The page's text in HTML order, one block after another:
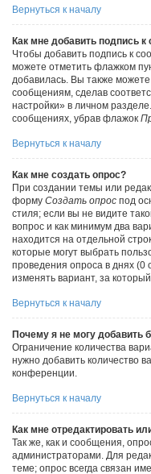
Вернуться к началу
Как мне добавить подпись
Чтобы добавить подпись к
можете отметить флажком
добавилась. Вы также
сообщениям, сделав
настройки» в личном
сообщениях, убрав флажок
Вернуться к началу
Как мне создать опрос?
При создании темы или
форму Создать опрос под
стиля; если вы не видите
вопрос и как минимум два
находится на отдельной
которые могут выбрать
проведения опроса в днях (0
изменять вариант, за
Вернуться к началу
Почему я не могу добавить
Ограничение количества
нужно добавить количество
конференции.
Вернуться к началу
Как мне отредактировать
Так же, как и сообщения,
администраторами. Для
теме; опрос всегда связан